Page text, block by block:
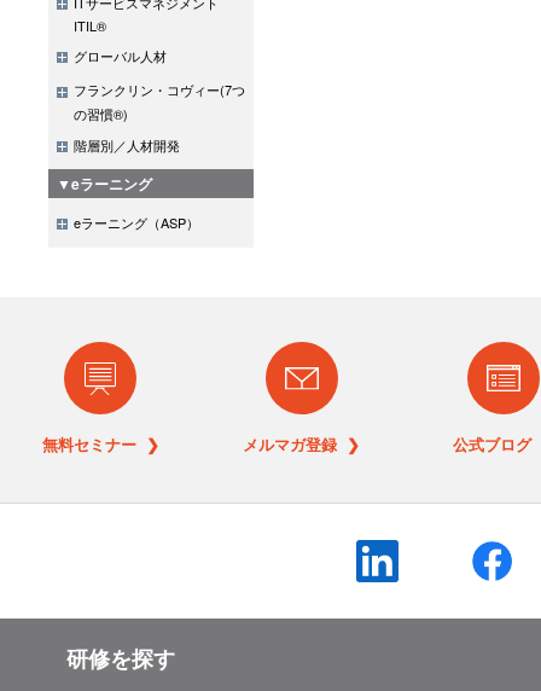
ITIL®
グローバル人材
フランクリン・コヴィー(7つ
の習慣®)
階層別／人材開発
▼eラーニング
eラーニング（ASP）
無料セミナー ❯ メルマガ登録 ❯ 公式ブロ
研修を探す